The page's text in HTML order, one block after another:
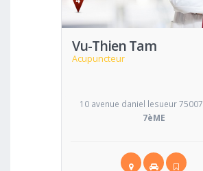
Vu-Thien Tam
Acupuncteur
10 avenue daniel lesueur 75007
7èME